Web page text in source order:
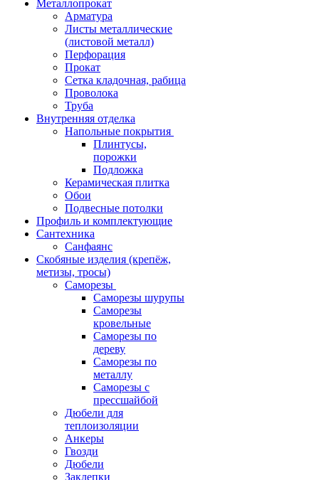
Металлопрокат
Арматура
Листы металлические
(листовой металл)
Перфорация
Прокат
Сетка кладочная, рабица
Проволока
Труба
Внутренняя отделка
Напольные покрытия
Плинтусы,
порожки
Подложка
Керамическая плитка
Обои
Подвесные потолки
Профиль и комплектующие
Сантехника
Санфаянс
Скобяные изделия (крепёж,
метизы, тросы)
Саморезы
Саморезы шурупы
Саморезы
кровельные
Саморезы по
дереву
Саморезы по
металлу
Саморезы с
прессшайбой
Дюбели для
теплоизоляции
Анкеры
Гвозди
Дюбели
Заклепки